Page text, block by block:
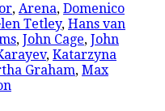
, Arena, Domenico
Tetley, Hans van
, John Cage, John
, Katarzyna
Graham, Max